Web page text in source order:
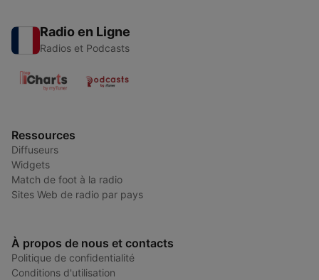
Radio en Ligne
Radios et Podcasts
Ressources
Diffuseurs
Widgets
Match de foot à la radio
Sites Web de radio par pays
À propos de nous et contacts
Politique de confidentialité
Conditions d'utilisation